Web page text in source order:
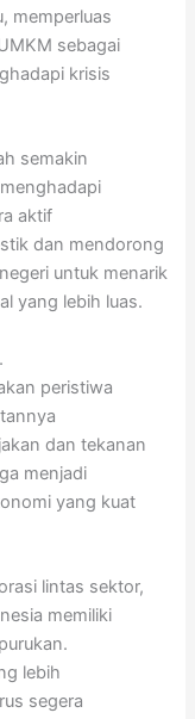
memperluas
sebagai
krisis
semakin
aktif
dan mendorong
untuk menarik
yang lebih luas.
peristiwa
dan tekanan
menjadi
yang kuat
lintas sektor,
memiliki
lebih
segera